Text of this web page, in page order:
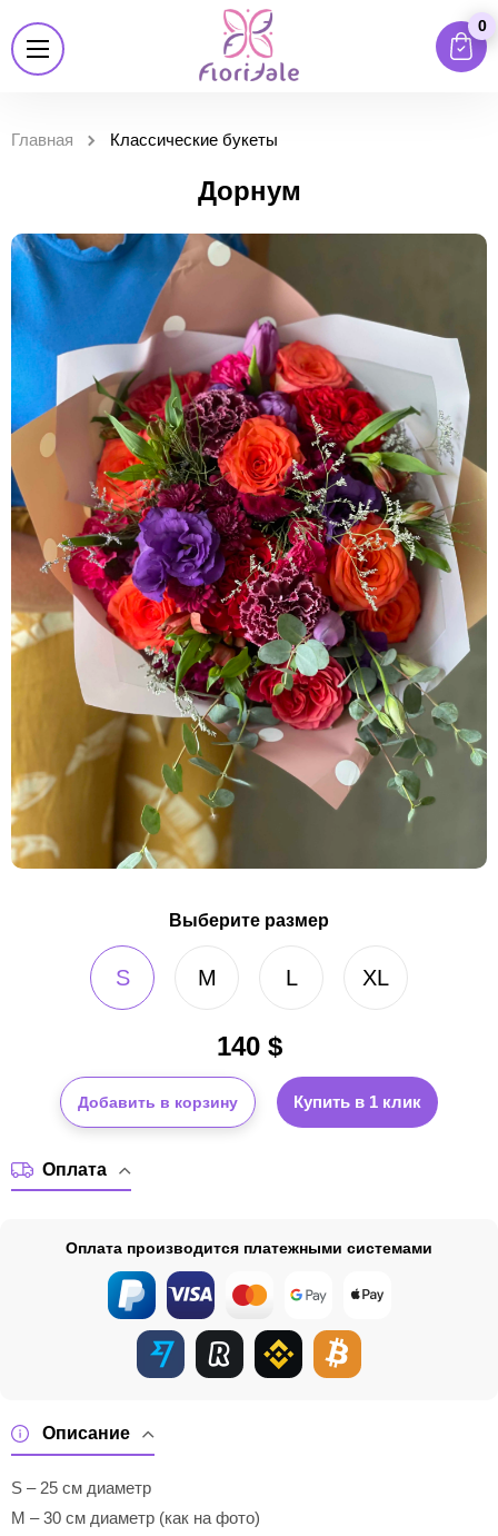
0
Главная Классические букеты
Дорнум
Выберите размер
S M L XL
140$
Добавить в корзину Купить в 1 клик
Описание
S – 25 см диаметр
M – 30 см диаметр (как на фото)
Оплата
Оплата производится платежными системами